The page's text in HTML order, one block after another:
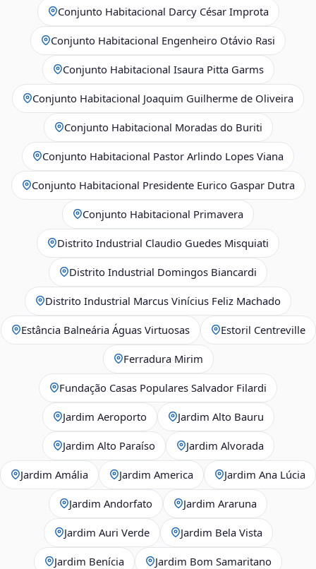
Conjunto Habitacional Darcy César Improta
Conjunto Habitacional Engenheiro Otávio Rasi
Conjunto Habitacional Isaura Pitta Garms
Conjunto Habitacional Joaquim Guilherme de Oliveira
Conjunto Habitacional Moradas do Buriti
Conjunto Habitacional Pastor Arlindo Lopes Viana
Conjunto Habitacional Presidente Eurico Gaspar Dutra
Conjunto Habitacional Primavera
Distrito Industrial Claudio Guedes Misquiati
Distrito Industrial Domingos Biancardi
Distrito Industrial Marcus Vinícius Feliz Machado
Estância Balneária Águas Virtuosas Estoril Centreville
Ferradura Mirim
Fundação Casas Populares Salvador Filardi
Jardim Aeroporto Jardim Alto Bauru
Jardim Alto Paraíso Jardim Alvorada
Jardim Amália Jardim America Jardim Ana Lúcia
Jardim Andorfato Jardim Araruna
Jardim Auri Verde Jardim Bela Vista
Jardim Benícia Jardim Bom Samaritano